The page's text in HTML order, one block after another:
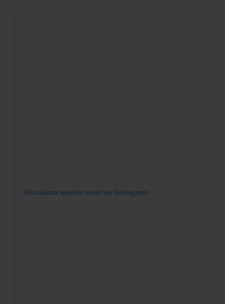
Visualizza questo post su Instagram